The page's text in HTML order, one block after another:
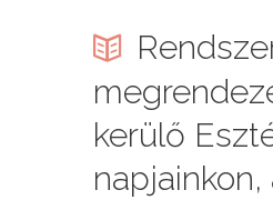
kerülő
napjainkon,